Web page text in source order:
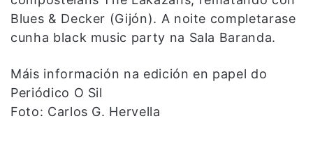
Blues & Decker (Gijón). A noite completarase
cunha black music party na Sala Baranda.
Máis información na edición en papel do
Periódico O Sil
Foto: Carlos G. Hervella